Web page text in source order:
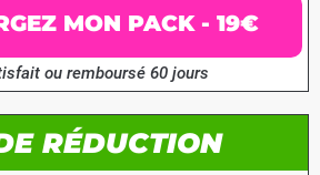
MON PACK - 19€
ou remboursé 60 jours
RÉDUCTION